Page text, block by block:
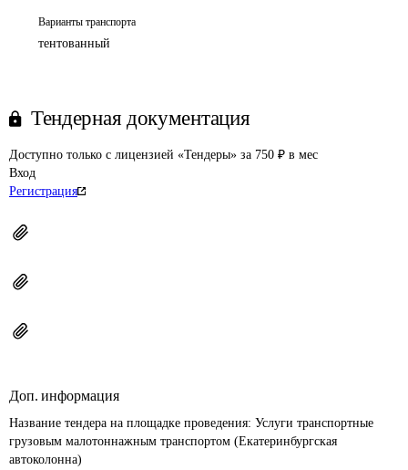
Варианты транспорта
тентованный
Тендерная документация
Доступно только с лицензией «Тендеры» за 750 ₽ в мес
Вход
Регистрация
Доп. информация
Название тендера на площадке проведения: Услуги транспортные
грузовым малотоннажным транспортом (Екатеринбургская
автоколонна)